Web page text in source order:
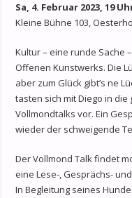
Sa, 4. Februar 2023, 19
Kleine Bühne 103,
Kultur – eine runde Sache
Offenen Kunstwerks. Die
aber zum Glück gibt’s ne
tasten sich mit Diego in
Vollmondtalks vor. Ein
wieder der schweigende
Der Vollmond Talk findet
eine Lese-, Gesprächs-
In Begleitung seines